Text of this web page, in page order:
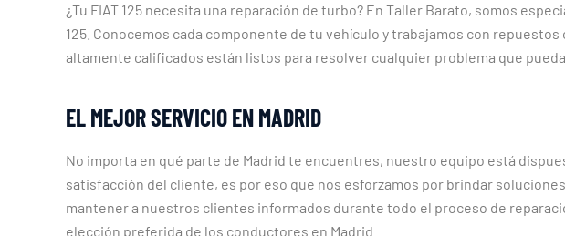
¿Tu FIAT 125 necesita una reparación de turbo? En Taller Barato, somos
125. Conocemos cada componente de tu vehículo y trabajamos con
altamente calificados están listos para resolver cualquier problema que
EL MEJOR SERVICIO EN MADRID
No importa en qué parte de Madrid te encuentres, nuestro equipo está
satisfacción del cliente, es por eso que nos esforzamos por brindar
mantener a nuestros clientes informados durante todo el proceso de
elección preferida de los conductores en Madrid.